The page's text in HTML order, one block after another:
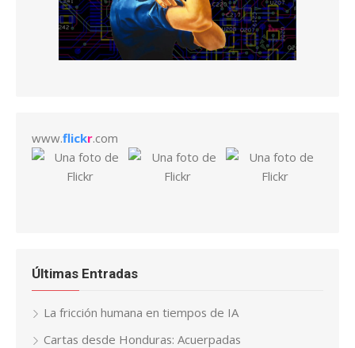
www.flickr.com
Últimas Entradas
La fricción humana en tiempos de IA
Cartas desde Honduras: Acuerpadas